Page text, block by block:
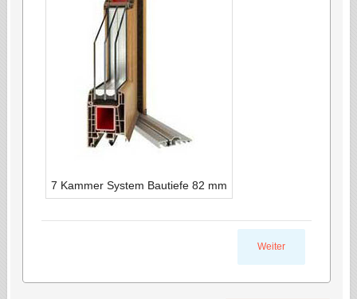
7 Kammer System Bautiefe 82 mm
Weiter